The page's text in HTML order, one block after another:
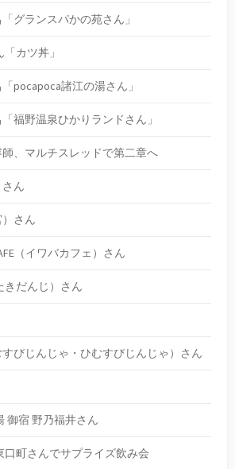
グランスパかの苑さん」
カツ丼」
pocapoca諸江の湯さん」
福野温泉ひかりランドさん」
、マルチスレッドで第二章へ
ん
さん
（イワバカフェ）さん
きだんじ）さん
びじんじゃ・ひむすびじんじゃ）さん
御宿 野乃福井さん
口町さんでサプライズ飲み会